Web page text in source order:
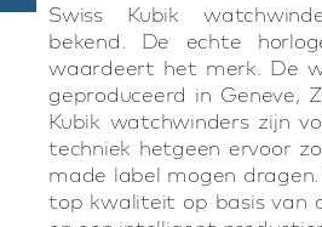
Swiss Kubik
bekend. De echte
waardeert het merk. De
geproduceerd in Geneve,
Kubik watchwinders zijn
techniek hetgeen ervoor
made label mogen
top kwaliteit op basis van